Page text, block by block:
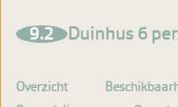
9.2 Duinhus 6
Overzicht